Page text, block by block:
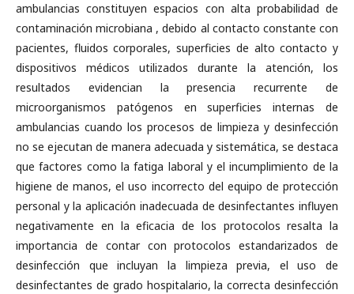
ambulancias constituyen espacios con alta probabilidad de
contaminación microbiana , debido al contacto constante con
pacientes, fluidos corporales, superficies de alto contacto y
dispositivos médicos utilizados durante la atención, los
resultados evidencian la presencia recurrente de
microorganismos patógenos en superficies internas de
ambulancias cuando los procesos de limpieza y desinfección
no se ejecutan de manera adecuada y sistemática, se destaca
que factores como la fatiga laboral y el incumplimiento de la
higiene de manos, el uso incorrecto del equipo de protección
personal y la aplicación inadecuada de desinfectantes influyen
negativamente en la eficacia de los protocolos resalta la
importancia de contar con protocolos estandarizados de
desinfección que incluyan la limpieza previa, el uso de
desinfectantes de grado hospitalario, la correcta desinfección